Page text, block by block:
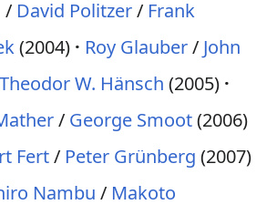
/ David Politzer/ Frank
(2004) Roy Glauber/ John
Theodor W. Hänsch (2005)
/ George Smoot(2006)
Fert/ Peter Grünberg (2007)
Nambu / Makoto